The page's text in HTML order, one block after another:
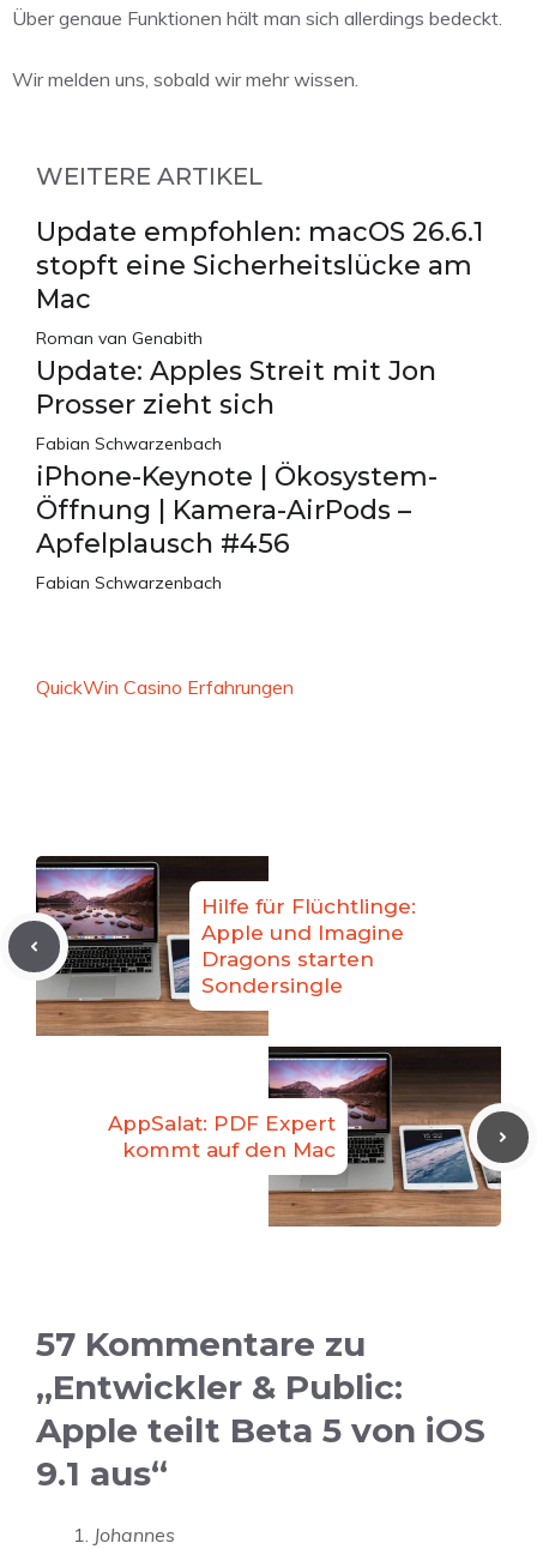
Über genaue Funktionen hält man sich allerdings bedeckt.
Wir melden uns, sobald wir mehr wissen.
WEITERE ARTIKEL
Update empfohlen: macOS 26.6.1
stopft eine Sicherheitslücke am
Mac
Roman van Genabith
Update: Apples Streit mit Jon
Prosser zieht sich
Fabian Schwarzenbach
iPhone-Keynote | Ökosystem-
Öffnung | Kamera-AirPods –
Apfelplausch #456
Fabian Schwarzenbach
QuickWin Casino Erfahrungen
Hilfe für Flüchtlinge:
Apple und Imagine
Dragons starten
Sondersingle
AppSalat: PDF Expert
kommt auf den Mac
57 Kommentare zu
„Entwickler & Public:
Apple teilt Beta 5 von iOS
9.1 aus“
Johannes